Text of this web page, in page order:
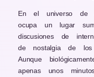
En el universo
ocupa un lugar
discusiones de
de nostalgia de
Aunque
apenas unos